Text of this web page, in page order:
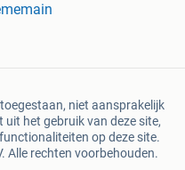
niet aansprakelijk
het gebruik van deze site,
op deze site.
rechten voorbehouden.